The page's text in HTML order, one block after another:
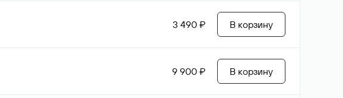
3 490 ₽ В корзину
9 900 ₽ В корзину